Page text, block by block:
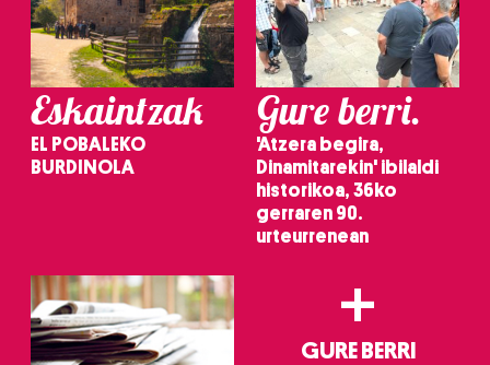
Eskaintzak
EL POBALEKO
BURDINOLA
Gure berri.
'Atzera begira,
Dinamitarekin' ibilaldi
historikoa, 36ko
gerraren 90.
urteurrenean
+
GURE BERRI